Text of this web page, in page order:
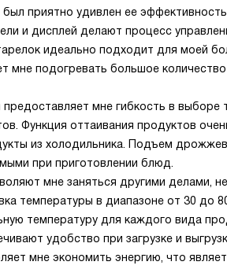
был приятно удивлен ее
и дисплей делают процесс
идеально подходит для моей
мне подогревать большое
мне гибкость в выборе
Функция оттаивания продуктов
из холодильника. Подъем
при приготовлении блюд.
мне заняться другими делами,
температуры в диапазоне от 30 до
температуру для каждого вида
удобство при загрузке и
мне экономить энергию, что